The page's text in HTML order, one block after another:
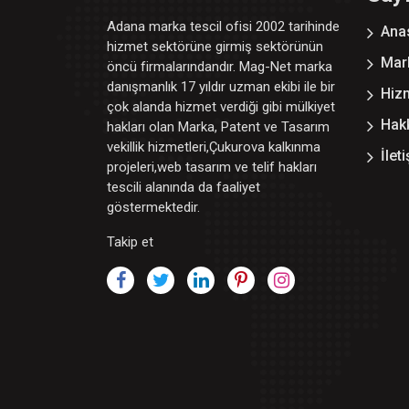
Adana marka tescil ofisi 2002 tarihinde
hizmet sektörüne girmiş sektörünün
öncü firmalarındandır. Mag-Net marka
danışmanlık 17 yıldır uzman ekibi ile bir
çok alanda hizmet verdiği gibi mülkiyet
hakları olan Marka, Patent ve Tasarım
vekillik hizmetleri,Çukurova kalkınma
projeleri,web tasarım ve telif hakları
tescili alanında da faaliyet
göstermektedir.
Takip et